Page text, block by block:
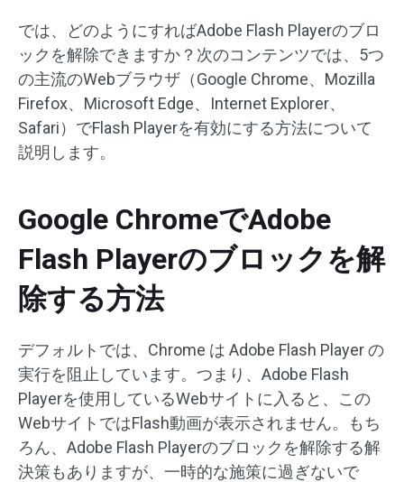
では、どのようにすればAdobe Flash Playerのブロ
ックを解除できますか？次のコンテンツでは、5つ
の主流のWebブラウザ（Google Chrome、Mozilla
Firefox、Microsoft Edge、Internet Explorer、
Safari）でFlash Playerを有効にする方法について
説明します。
Google ChromeでAdobe
Flash Playerのブロックを解
除する方法
デフォルトでは、Chrome は Adob​​e Flash Player の
実行を阻止しています。つまり、Adobe Flash
Playerを使用しているWebサイトに入ると、この
WebサイトではFlash動画が表示されません。もち
ろん、Adobe Flash Playerのブロックを解除する解
決策もありますが、一時的な施策に過ぎないで